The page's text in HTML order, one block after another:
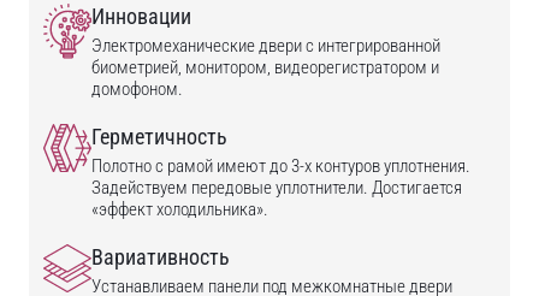
Инновации
Электромеханические двери с интегрированной
биометрией, монитором, видеорегистратором и
домофоном.
Герметичность
Полотно с рамой имеют до 3-х контуров уплотнения.
Задействуем передовые уплотнители. Достигается
«эффект холодильника».
Вариативность
Устанавливаем панели под межкомнатные двери